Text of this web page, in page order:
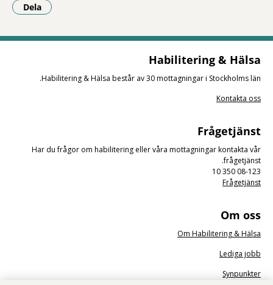
Dela
- Klicka för att öppna delningsalternativ.
Habilitering & Hälsa
Habilitering & Hälsa består av 30 mottagningar i Stockholms län.
Kontakta oss
Frågetjänst
Har du frågor om habilitering eller våra mottagningar kontakta vår
frågetjänst.
08-123 350 10
Frågetjänst
Om oss
Om Habilitering & Hälsa
Lediga jobb
Synpunkter